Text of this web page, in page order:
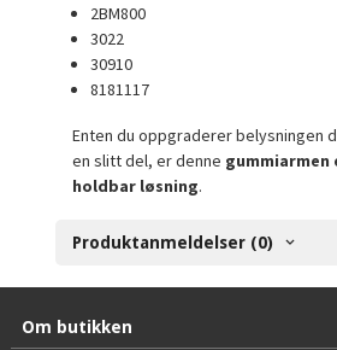
2BM800
3022
30910
8181117
Enten du oppgraderer belysningen
en slitt del, er denne
holdbar løsning.
Produktanmeldelser (0)
Om butikken